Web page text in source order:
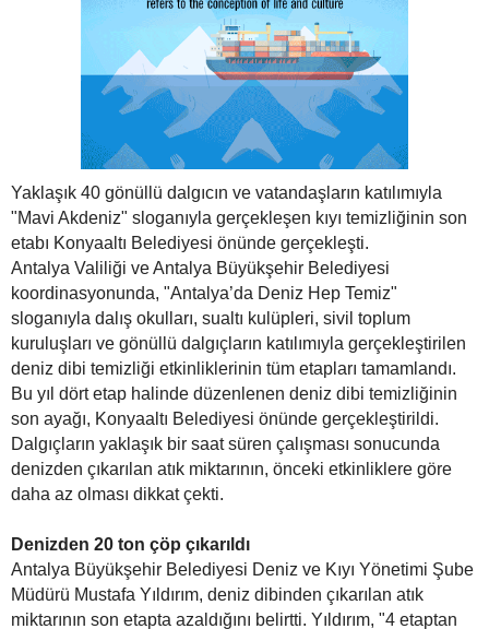
Yaklaşık 40 gönüllü dalgıcın ve vatandaşların katılımıyla
"Mavi Akdeniz" sloganıyla gerçekleşen kıyı temizliğinin son
etabı Konyaaltı Belediyesi önünde gerçekleşti.
Antalya Valiliği ve Antalya Büyükşehir Belediyesi
koordinasyonunda, "Antalya’da Deniz Hep Temiz"
sloganıyla dalış okulları, sualtı kulüpleri, sivil toplum
kuruluşları ve gönüllü dalgıçların katılımıyla gerçekleştirilen
deniz dibi temizliği etkinliklerinin tüm etapları tamamlandı.
Bu yıl dört etap halinde düzenlenen deniz dibi temizliğinin
son ayağı, Konyaaltı Belediyesi önünde gerçekleştirildi.
Dalgıçların yaklaşık bir saat süren çalışması sonucunda
denizden çıkarılan atık miktarının, önceki etkinliklere göre
daha az olması dikkat çekti.
Denizden 20 ton çöp çıkarıldı
Antalya Büyükşehir Belediyesi Deniz ve Kıyı Yönetimi Şube
Müdürü Mustafa Yıldırım, deniz dibinden çıkarılan atık
miktarının son etapta azaldığını belirtti. Yıldırım, "4 etaptan